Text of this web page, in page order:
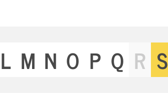
L M N O P Q R S